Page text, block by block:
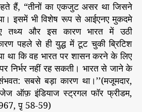
हैं, “तीनों का एकजुट असर था जिसने
इसमें भी विशेष रूप से आईएनए मुकदमे
तथ्य और इस कारण भारत में उठी
पहले से ही युद्ध में टूट चुकी ब्रिटिश
था कि वह भारत पर शासन करने के लिए
पर निर्भर नहीं रह सकती। भारत से जाने के
सबसे बड़ा कारण था।’’(मजूमदार,
ऑफ़ इंडियाज स्ट्रगल फॉर फ्रीडम,
पृ़ 58-59)